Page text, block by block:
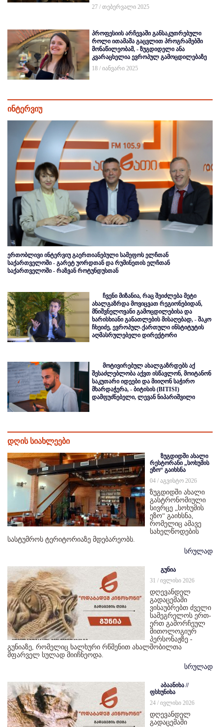
27 / თებერვალი 2025
პროფესიის არჩევაში განსაკუთრებული
როლი ითამაშა გაცვლით პროგრამებში
მონაწილეობამ, - ზუგდიდელი ანა
კვარაცხელია ევროპულ გამოცდილებაზე
18 / იანვარი 2025
ინტერვიუ
ერთობლივი ინტერვიუ გაერთიანებული სამეფოს ელჩთან
საქართველოში - გარეტ უორდთან და რუმინეთის ელჩთან
საქართველოში - რაზვან როტუნდუსთან
ჩვენი მიზანია, რაც შეიძლება მეტი
ახალგაზრდა მოვიცვათ რეგიონებიდან,
მნიშვნელოვანი გამოცდილებისა და
ხარისხიანი განათლების მისაღებად, - შაკო
ჩხეიძე, ევროპულ-ქართული ინსტიტუტის
აღმასრულებელი დირექტორი
მოტივირებულ ახალგაზრდებს აქ
შესაძლებლობა აქვთ ისწავლონ, მოიტანონ
საკუთარი იდეები და მიიღონ საჭირო
მხარდაჭერა, - ბიტისის (BITISI)
დამფუძნებელი, ლევან ნიპარიშვილი
დღის სიახლეები
ზუგდიდში ახალი
რესტორანი „სოხუმის
ეზო“ გაიხსნა
04 / აგვისტო 2026
ზუგდიდში ახალი
გასტრონომიული
სივრცე „სოხუმის
ეზო“ გაიხსნა,
რომელიც ამავე
სახელწოდების
სასტუმროს ტერიტორიაზე მდებარეობს.
სრულად
გუნია
31 / ივლისი 2026
დღევანდელ
გადაცემაში
ვისაუბრებთ ძველი
სამეგრელოს ერთ-
ერთ გამორჩეულ
მითოლოგიურ
პერსონაჟზე -
გუნიაზე, რომელიც ხალხური რწმენით ახალშობილთა
მფარველ სულად მიიჩნეოდა.
სრულად
აბაანიხა //
ფსხუნიხა
24 / ივლისი 2026
დღევანდელ
გადაცემაში